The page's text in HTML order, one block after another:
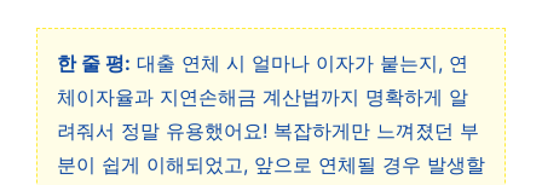
한 줄 평: 대출 연체 시 얼마나 이자가 붙는지, 연
체이자율과 지연손해금 계산법까지 명확하게 알
려줘서 정말 유용했어요! 복잡하게만 느껴졌던 부
분이 쉽게 이해되었고, 앞으로 연체될 경우 발생할